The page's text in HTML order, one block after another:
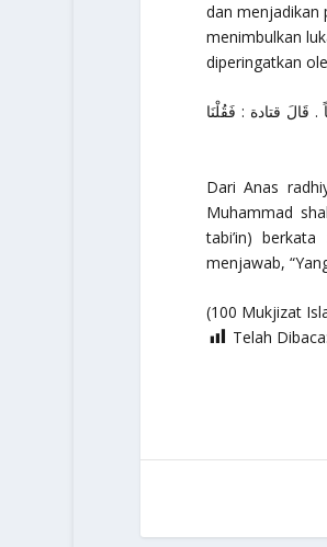
dan menjadikan
menimbulkan
diperingatkan
قتادة : فَقُلْنَا
Dari Anas
Muhammad
tabi’in)
menjawab,
(100 Mukjizat
Telah Dibaca: